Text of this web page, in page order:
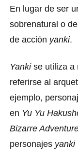
En lugar de ser
sobrenatural o
de acción yanki.
Yankise utiliza a
referirse al
ejemplo,
en Yu Yu
Bizarre
personajes yanki